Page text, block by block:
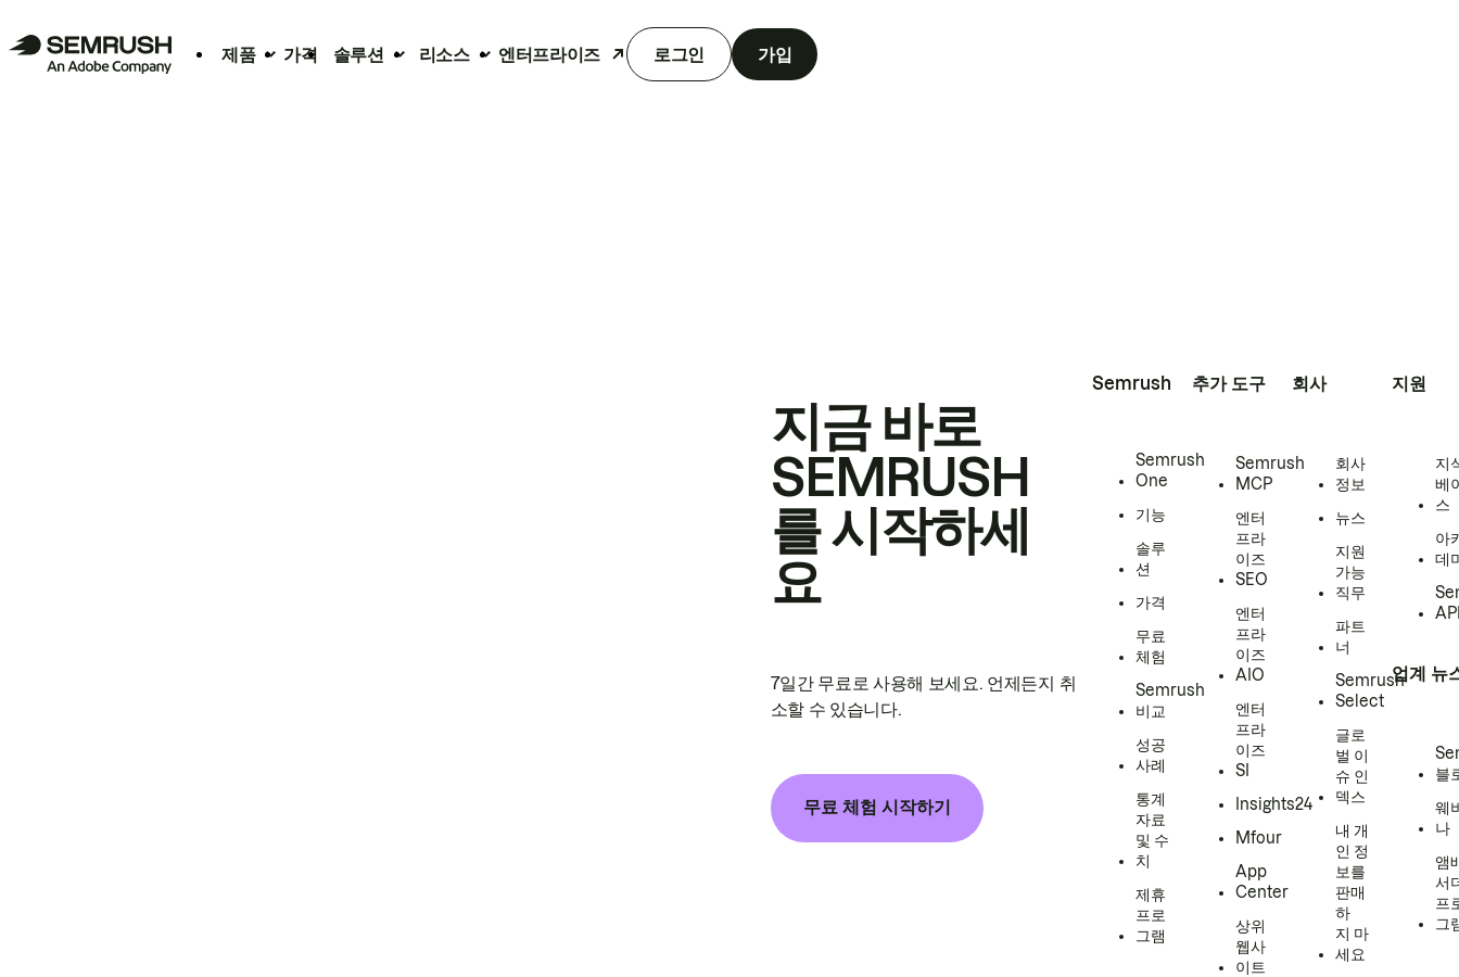
제품 가격 솔루션 리소스 엔터프라이즈 로그인 가입
지금 바로
SEMRUSH
를 시작하세
요
7일간 무료로 사용해 보세요. 언제든지 취
소할 수 있습니다.
무료 체험 시작하기
Semrush
Semrush
One
기능
솔루
션
가격
무료
체험
Semrush
비교
성공
사례
통계
자료
및 수
치
제휴
프로
그램
추가 도구
Semrush
MCP
엔터
프라
이즈
SEO
엔터
프라
이즈
AIO
엔터
프라
이즈
SI
Insights24
Mfour
App
Center
상위
웹사
이트
회사
회사
정보
뉴스
지원
가능
직무
파트
너
Semrush
Select
글로
벌 이
슈 인
덱스
내 개
인 정
보를
판매
하
지 마
세요
지원
지
베
스
아
데
업계 뉴
블
웨
나
앰
서
프
그